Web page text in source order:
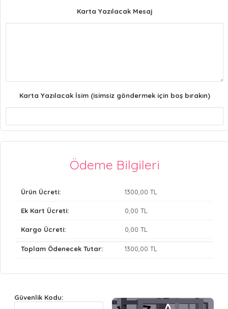
Karta Yazılacak Mesaj
Karta Yazılacak İsim (isimsiz göndermek için boş bırakın)
Ödeme Bilgileri
Ürün Ücreti: 1300,00 TL
Ek Kart Ücreti: 0,00 TL
Kargo Ücreti: 0,00 TL
Toplam Ödenecek Tutar: 1300,00 TL
Güvenlik Kodu: